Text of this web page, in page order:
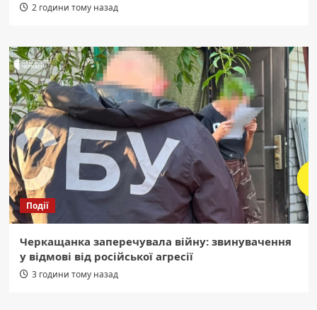
2 години тому назад
Події
Черкащанка заперечувала війну: звинувачення
у відмові від російської агресії
3 години тому назад